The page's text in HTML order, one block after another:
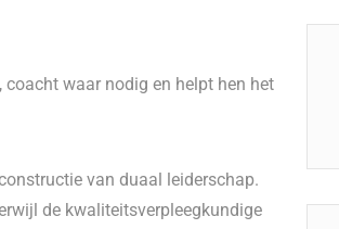
waar nodig en helpt hen het
van duaal leiderschap.
de kwaliteitsverpleegkundige